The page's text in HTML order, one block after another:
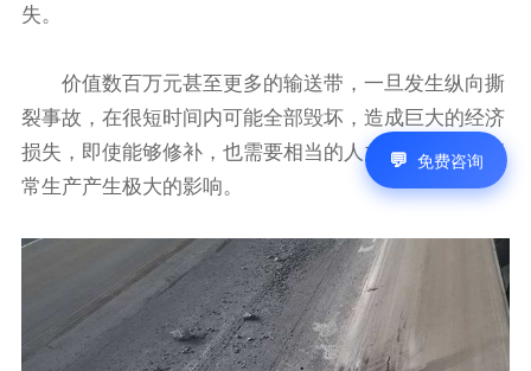
失。
价值数百万元甚至更多的输送带，一旦发生纵向撕
裂事故，在很短时间内可能全部毁坏，造成巨大的经济
损失，即使能够修补，也需要相当的人力和时间，对正
常生产产生极大的影响。
免费咨询